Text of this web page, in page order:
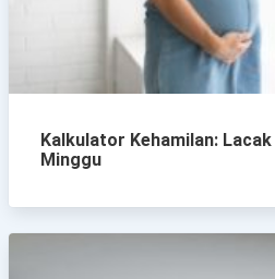
Kalkulator Kehamilan:
Minggu